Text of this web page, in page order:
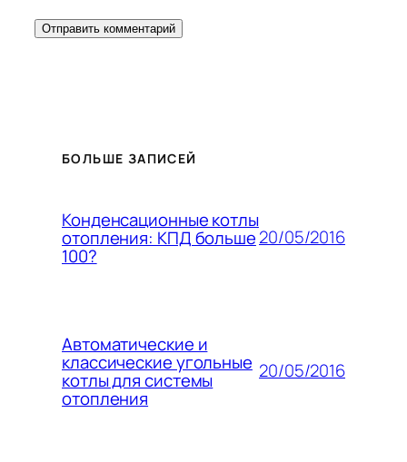
БОЛЬШЕ ЗАПИСЕЙ
Конденсационные котлы
отопления: КПД больше
100?
20/05/2016
Автоматические и
классические угольные
котлы для системы
отопления
20/05/2016